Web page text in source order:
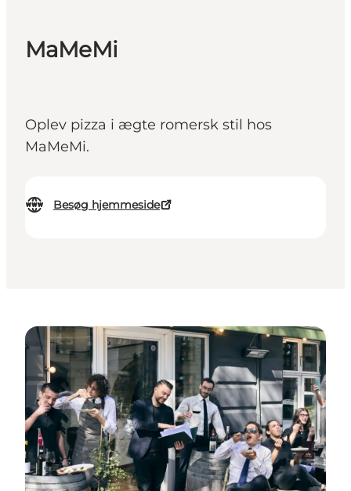
MaMeMi
Oplev pizza i ægte romersk stil hos
MaMeMi.
Besøg hjemmeside